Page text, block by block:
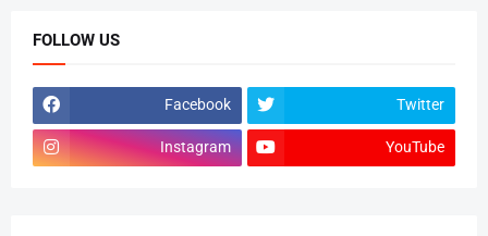
FOLLOW US
Facebook Twitter
Instagram YouTube